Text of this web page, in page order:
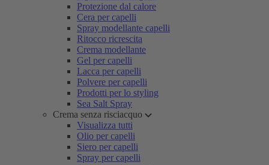
Protezione dal calore
Cera per capelli
Spray modellante capelli
Ritocco ricrescita
Crema modellante
Gel per capelli
Lacca per capelli
Polvere per capelli
Prodotti per lo styling
Sea Salt Spray
Crema senza risciacquo
Visualizza tutti
Olio per capelli
Siero per capelli
Spray per capelli